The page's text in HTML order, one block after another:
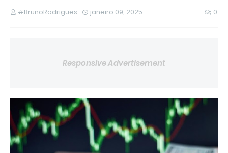
#BrunoRodrigues janeiro 09, 2025 0
Responsive Advertisement